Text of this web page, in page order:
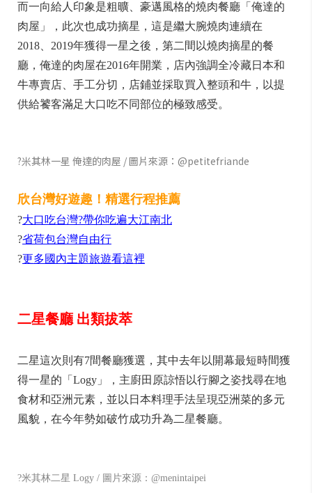
而一向給人印象是粗曠、豪邁風格的燒肉餐廳「俺達的
肉屋」，此次也成功摘星，這是繼大腕燒肉連續在
2018、2019年獲得一星之後，第二間以燒肉摘星的餐
廳，俺達的肉屋在2016年開業，店內強調全冷藏日本和
牛專賣店、手工分切，店鋪並採取買入整頭和牛，以提
供給饕客滿足大口吃不同部位的極致感受。
?米其林一星 俺達的肉屋 / 圖片來源：@petitefriande
欣台灣好遊趣！精選行程推薦
?大口吃台灣?帶你吃遍大江南北
?省荷包台灣自由行
?更多國內主題旅遊看這裡
二星餐廳 出類拔萃
二星這次則有7間餐廳獲選，其中去年以開幕最短時間獲
得一星的「Logy」，主廚田原諒悟以行腳之姿找尋在地
食材和亞洲元素，並以日本料理手法呈現亞洲菜的多元
風貌，在今年勢如破竹成功升為二星餐廳。
?米其林二星 Logy / 圖片來源：@menintaipei